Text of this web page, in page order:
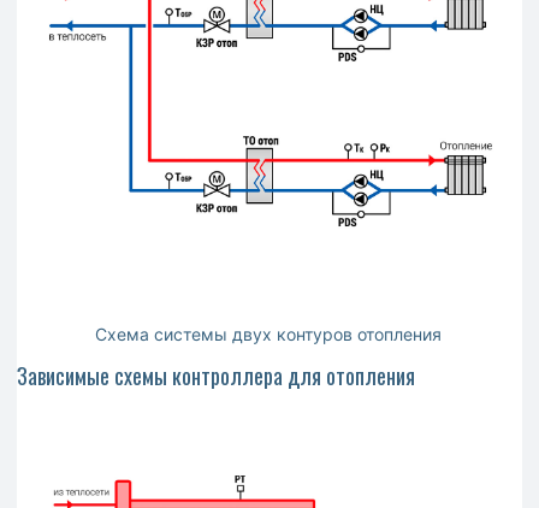
Схема системы двух контуров отопления
Зависимые схемы контроллера для отопления